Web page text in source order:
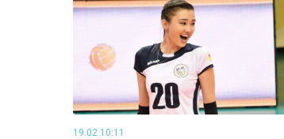
19.02 10:11